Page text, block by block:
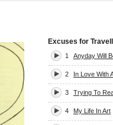
Excuses for
1 Anyday Will
2 In Love With
3 Trying To
4 My Life In Art